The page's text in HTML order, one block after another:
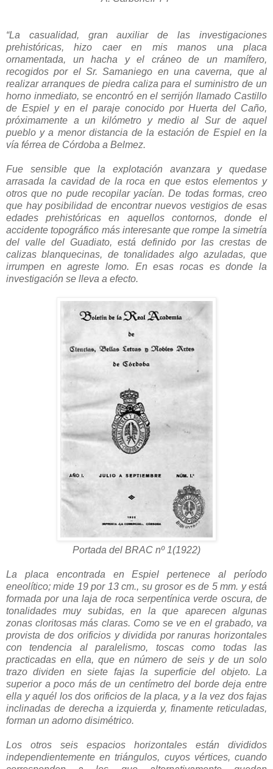
“La casualidad, gran auxiliar de las investigaciones
prehistóricas, hizo caer en mis manos una placa
ornamentada, un hacha y el cráneo de un mamífero,
recogidos por el Sr. Samaniego en una caverna, que al
realizar arranques de piedra caliza para el suministro de un
horno inmediato, se encontró en el serrijón llamado Castillo
de Espiel y en el paraje conocido por Huerta del Caño,
próximamente a un kilómetro y medio al Sur de aquel
pueblo y a menor distancia de la estación de Espiel en la
vía férrea de Córdoba a Belmez.
Fue sensible que la explotación avanzara y quedase
arrasada la cavidad de la roca en que estos elementos y
otros que no pude recopilar yacían. De todas formas, creo
que hay posibilidad de encontrar nuevos vestigios de esas
edades prehistóricas en aquellos contornos, donde el
accidente topográfico más interesante que rompe la simetría
del valle del Guadiato, está definido por las crestas de
calizas blanquecinas, de tonalidades algo azuladas, que
irrumpen en agreste lomo. En esas rocas es donde la
investigación se lleva a efecto.
Portada del BRAC nº 1(1922)
La placa encontrada en Espiel pertenece al período
eneolítico; mide 19 por 13 cm., su grosor es de 5 mm. y está
formada por una laja de roca serpentínica verde oscura, de
tonalidades muy subidas, en la que aparecen algunas
zonas cloritosas más claras. Como se ve en el grabado, va
provista de dos orificios y dividida por ranuras horizontales
con tendencia al paralelismo, toscas como todas las
practicadas en ella, que en número de seis y de un solo
trazo dividen en siete fajas la superficie del objeto. La
superior a poco más de un centímetro del borde deja entre
ella y aquél los dos orificios de la placa, y a la vez dos fajas
inclinadas de derecha a izquierda y, finamente reticuladas,
forman un adorno disimétrico.
Los otros seis espacios horizontales están divididos
independientemente en triángulos, cuyos vértices, cuando